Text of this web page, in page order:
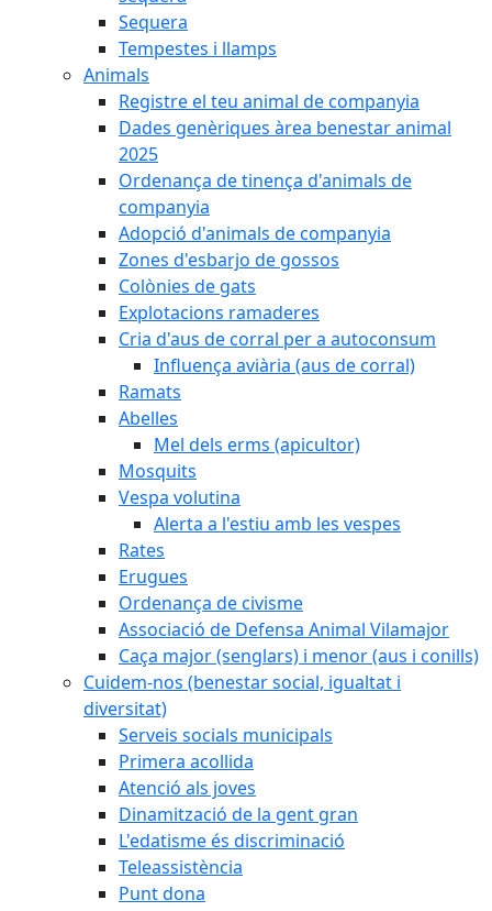
Sequera
Tempestes i llamps
Animals
Registre el teu animal de companyia
Dades genèriques àrea benestar animal
2025
Ordenança de tinença d'animals de
companyia
Adopció d'animals de companyia
Zones d'esbarjo de gossos
Colònies de gats
Explotacions ramaderes
Cria d'aus de corral per a autoconsum
Influença aviària (aus de corral)
Ramats
Abelles
Mel dels erms (apicultor)
Mosquits
Vespa volutina
Alerta a l'estiu amb les vespes
Rates
Erugues
Ordenança de civisme
Associació de Defensa Animal Vilamajor
Caça major (senglars) i menor (aus i conills)
Cuidem-nos (benestar social, igualtat i
diversitat)
Serveis socials municipals
Primera acollida
Atenció als joves
Dinamització de la gent gran
L'edatisme és discriminació
Teleassistència
Punt dona